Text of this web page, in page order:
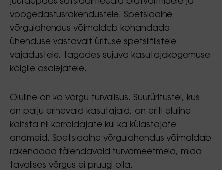
juurdepääs sotsiaalmeedia platvormidele ja
voogedastusrakendustele. Spetsiaalne
võrgulahendus võimaldab kohandada
ühenduse vastavalt ürituse spetsiifilistele
vajadustele, tagades sujuva kasutajakogemuse
kõigile osalejatele.
Oluline on ka võrgu turvalisus. Suurüritustel, kus
on palju erinevaid kasutajaid, on eriti oluline
kaitsta nii korraldajate kui ka külastajate
andmeid. Spetsiaalne võrgulahendus võimaldab
rakendada täiendavaid turvameetmeid, mida
tavalises võrgus ei pruugi olla.